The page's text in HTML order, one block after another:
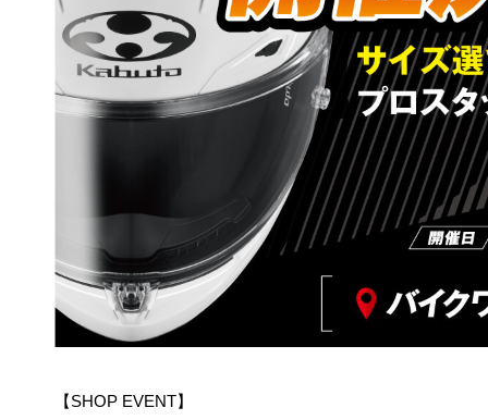
【SHOP EVENT】